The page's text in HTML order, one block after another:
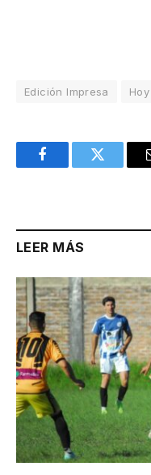
Edición Impresa Hoy
FacebookTwitter
LEER MÁS